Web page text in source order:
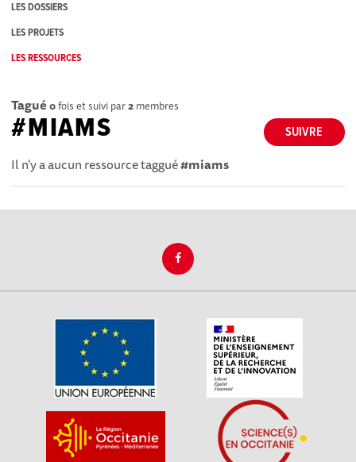
LES DOSSIERS
LES PROJETS
LES RESSOURCES
Tagué 0fois et suivi par2 membres
SUIVRE
#MIAMS
Il n'y a aucun ressource taggué#miams